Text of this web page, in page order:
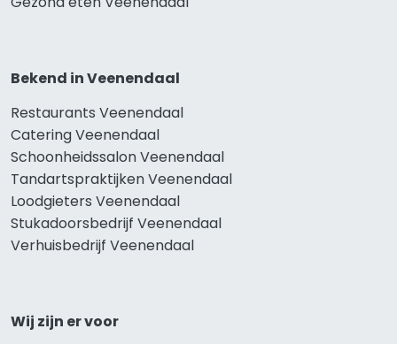
Bekend in Veenendaal
Restaurants Veenendaal
Catering Veenendaal
Schoonheidssalon Veenendaal
Tandartspraktijken Veenendaal
Loodgieters Veenendaal
Stukadoorsbedrijf Veenendaal
Verhuisbedrijf Veenendaal
Wij zijn er voor